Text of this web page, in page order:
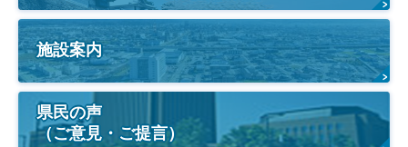
施設案内
県民の声
（ご意見・ご提言）